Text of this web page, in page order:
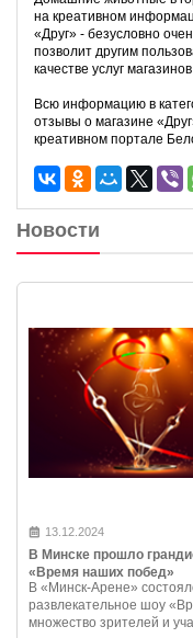
на креативном
«Друг» - безусловно
позволит другим
качестве услуг
Всю информацию в
отзывы о магазине
креативном портале
Новости
13.12.2024
В Минске прошло
«Время наших побед»
В «Минск-Арене»
развлекательное шоу
множество зрителей и